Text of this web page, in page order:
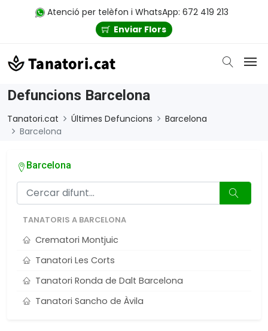
Atenció per telèfon i WhatsApp: 672 419 213
Enviar Flors
Defuncions Barcelona
Tanatori.cat Últimes Defuncions
Barcelona
Barcelona
Barcelona
TANATORIS A BARCELONA
Crematori Montjuic
Tanatori Les Corts
Tanatori Ronda de Dalt Barcelona
Tanatori Sancho de Àvila